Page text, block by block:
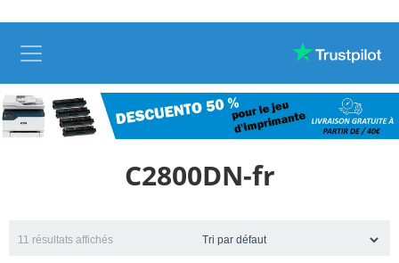
C2800DN-fr
11 résultats affichés